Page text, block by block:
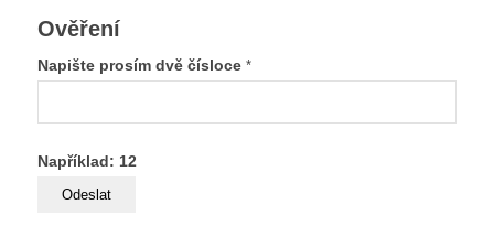
Ověření
Napište prosím dvě čísloce *
Například: 12